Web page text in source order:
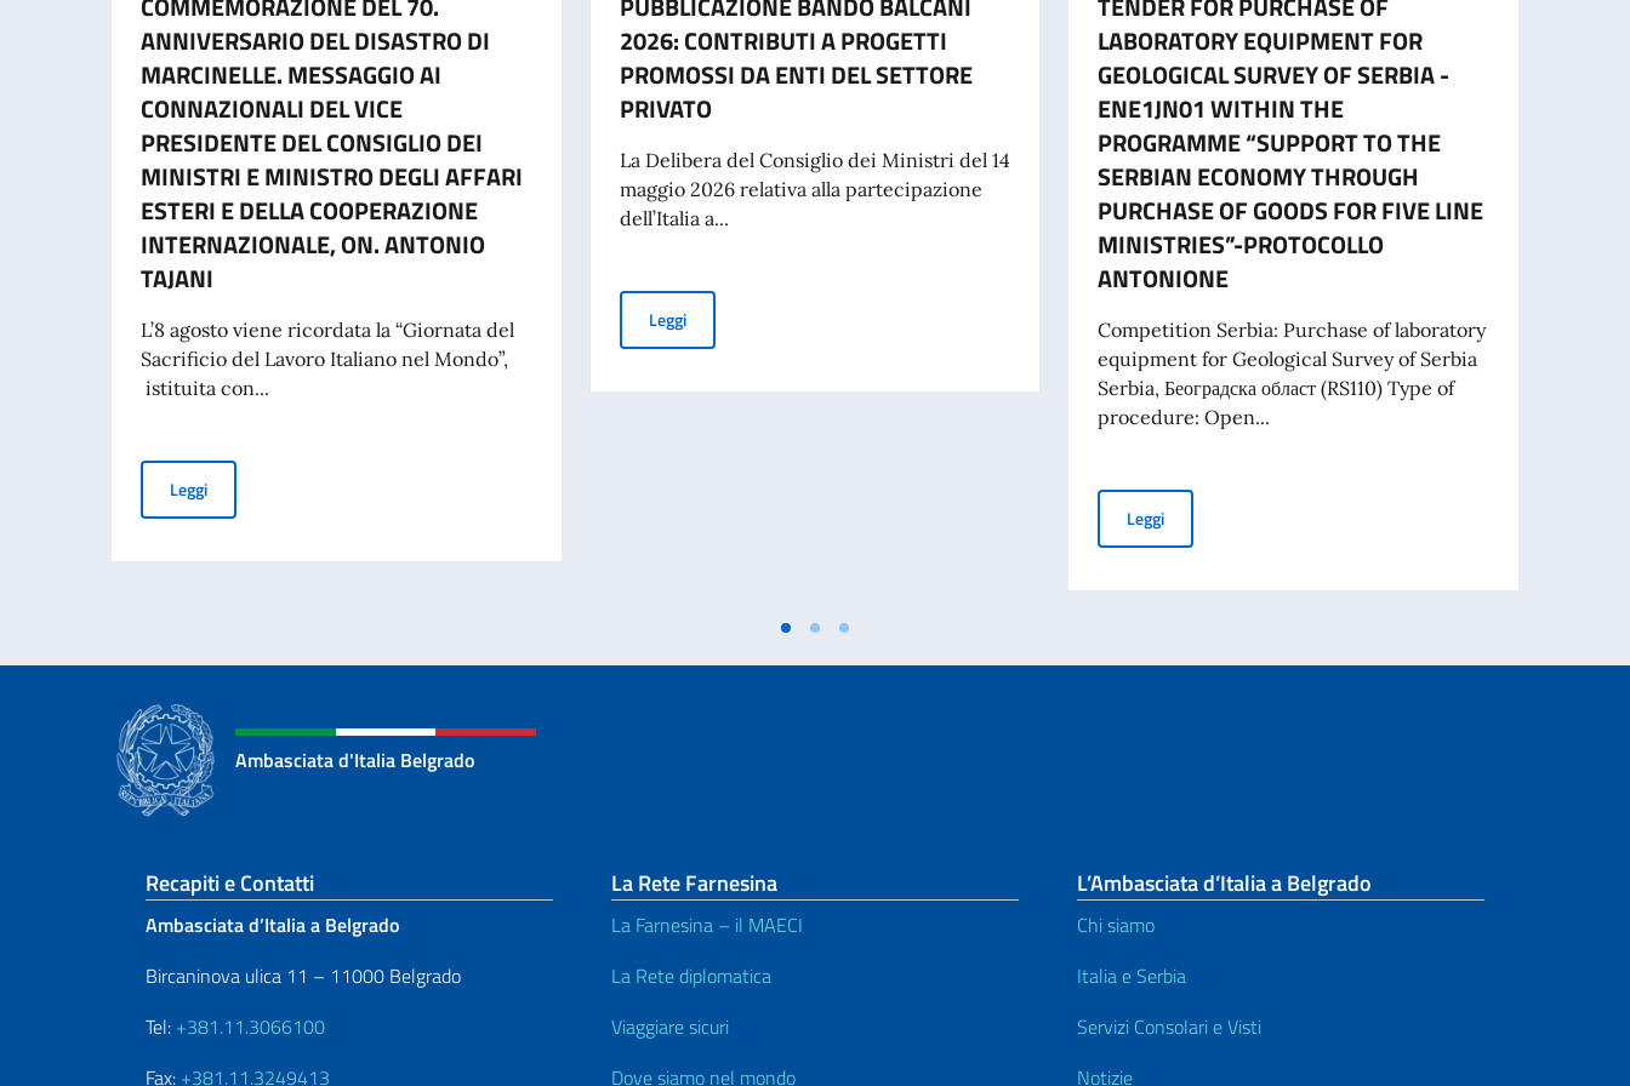
ANNIVERSARIO DEL DISASTRO DI
MARCINELLE. MESSAGGIO AI
CONNAZIONALI DEL VICE
PRESIDENTE DEL CONSIGLIO DEI
MINISTRI E MINISTRO DEGLI AFFARI
ESTERI E DELLA COOPERAZIONE
INTERNAZIONALE, ON. ANTONIO
TAJANI
L’8 agosto viene ricordata la “Giornata del
Sacrificio del Lavoro Italiano nel Mondo”,
istituita con...
LeggiCOMMEMORAZIONE DEL 70. ANNIVERSARIO DEL DISASTRO DI MARCINELLE. MESSAGGIO AI CONNAZIONALI DEL VICE PRESIDENTE DEL CONSIGLIO DEI MINISTRI E MINISTRO DEGLI AFFARI
2026: CONTRIBUTI A PROGETTI
PROMOSSI DA ENTI DEL SETTORE
PRIVATO
La Delibera del Consiglio dei Ministri del 14
maggio 2026 relativa alla partecipazione
dell’Italia a...
LeggiPUBBLICAZIONE BANDO BALCANI 2026: CONTRIBUTI A PROGETTI PROMOSSI DA ENTI DEL SETTORE PRIVATO
LABORATORY EQUIPMENT FOR
GEOLOGICAL SURVEY OF SERBIA -
ENE1JN01 WITHIN THE
PROGRAMME “SUPPORT TO THE
SERBIAN ECONOMY THROUGH
PURCHASE OF GOODS FOR FIVE LINE
MINISTRIES”-PROTOCOLLO
ANTONIONE
Competition Serbia: Purchase of laboratory
equipment for Geological Survey of Serbia
Serbia, Београдска област (RS110) Type of
procedure: Open...
LeggiTENDER FOR PURCHASE OF LABORATORY EQUIPMENT FOR
Ambasciata d'Italia Belgrado
Sezione footer
Recapiti e Contatti
Ambasciata d’Italia a Belgrado
Bircaninova ulica 11 – 11000 Belgrado
Tel: +381.11.3066100
Fax: +381.11.3249413
La Rete Farnesina
La Farnesina – il MAECI
La Rete diplomatica
Viaggiare sicuri
Dove siamo nel mondo
L’Ambasciata d’Italia a Belgrado
Chi siamo
Italia e Serbia
Servizi Consolari e Visti
Notizie